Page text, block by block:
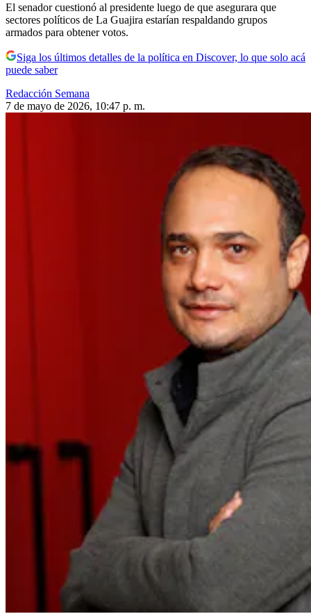
El senador cuestionó al presidente luego de que asegurara que
sectores políticos de La Guajira estarían respaldando grupos
armados para obtener votos.
Siga los últimos detalles de la política en Discover, lo que solo acá
puede saber
Redacción Semana
7 de mayo de 2026, 10:47 p. m.